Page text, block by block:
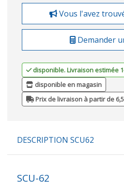
Vous l'avez
Demander
disponible. Livraison estimée
disponible en magasin
Prix de livraison à partir de
DESCRIPTION SCU62
SCU-62